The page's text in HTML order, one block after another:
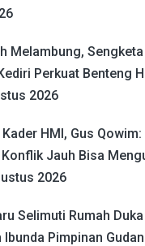
Melambung,
Perkuat Benteng
2026
HMI, Gus
Jauh Bisa
2026
Selimuti Rumah
Ibunda Pimpinan